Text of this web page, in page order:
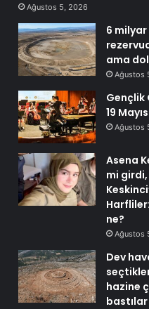
Ağustos 5, 2026
6
ama
Ağustos
Gençlik
19
Ağustos
Asena
mi
ne?
Ağustos
Dev
hazine
bastılar